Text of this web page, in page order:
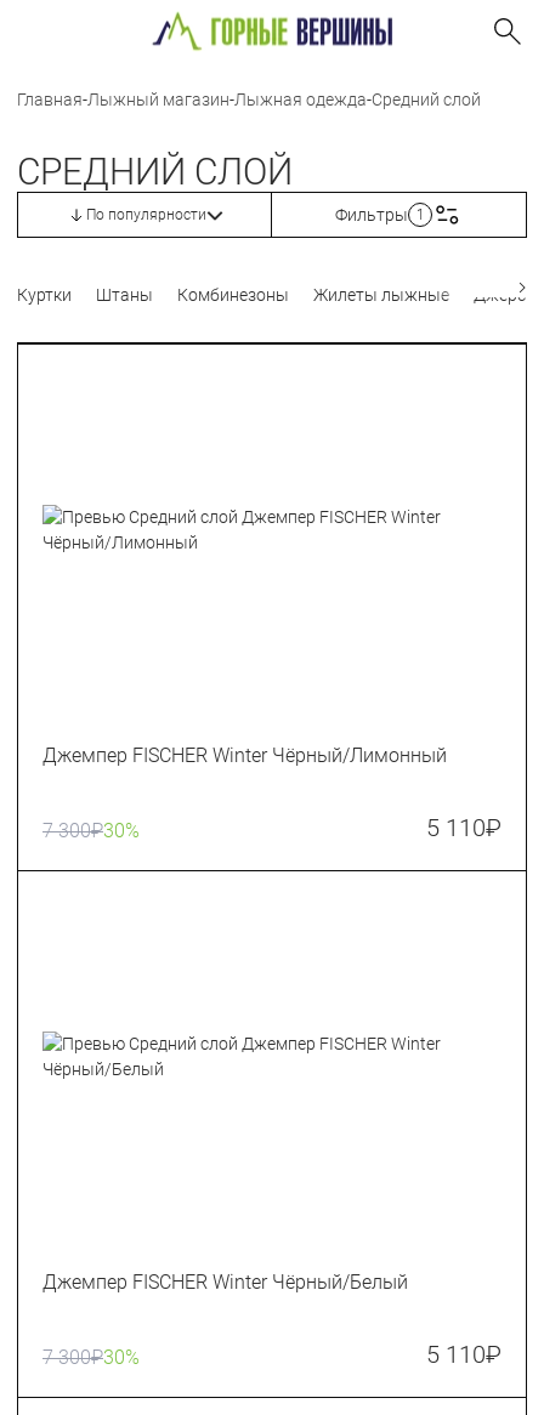
Главная-Лыжный магазин-Лыжная одежда-Средний слой
СРЕДНИЙ СЛОЙ
По популярности Фильтры 1
Куртки Штаны Комбинезоны Жилеты лыжные Джерси
Джемпер FISCHER Winter Чёрный/Лимонный
7 300₽30% 5 110₽
Джемпер FISCHER Winter Чёрный/Белый
7 300₽30% 5 110₽